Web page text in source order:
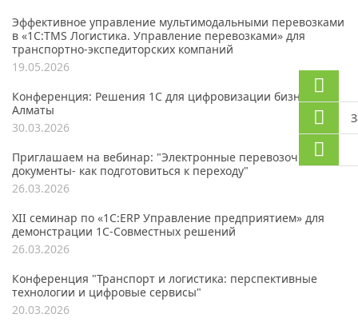
Эффективное управление мультимодальными перевозками
в «1С:TMS Логистика. Управление перевозками» для
транспортно-экспедиторских компаний
19.05.2026
Конференция: Решения 1С для цифровизации бизнеса, г.
Алматы
30.03.2026
Приглашаем на вебинар: "Электронные перевозочные
документы- как подготовиться к переходу"
26.03.2026
XII семинар по «1С:ERP Управление предприятием» для
демонстрации 1C-Совместных решений
26.03.2026
Конференция "Транспорт и логистика: перспективные
технологии и цифровые сервисы"
20.03.2026